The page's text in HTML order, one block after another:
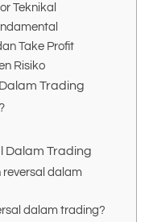
Teknikal
Take Profit
Risiko
Trading
Dalam Trading
dalam
dalam trading?